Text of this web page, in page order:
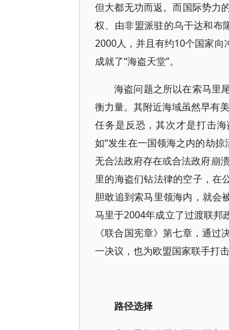
但大都无功而返。而国际势力
权、由非盟派驻的乌干达和布
2000人，并且有约10个国家向
成就了“海盗天堂”。
海盗问题之所以在索马里
衡力量。其附近海域虽然早有
任务是反恐，其次才是打击
如“发生在一国领海之内的劫
无合法政府存在或合法政府崩
里的海盗们钻法律的空子，在
胆敢追到索马里领海内，就会
马里于2004年成立了过渡联邦
《联合国宪章》第七章，通
一决议，也为欧盟国家联手打
路径选择